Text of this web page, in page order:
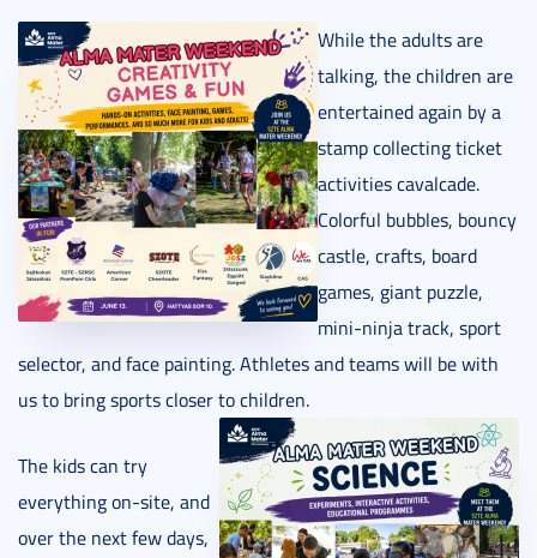
While the adults are
talking, the children are
entertained again by a
stamp collecting ticket
activities cavalcade.
Colorful bubbles, bouncy
castle, crafts, board
games, giant puzzle,
mini-ninja track, sport
selector, and face painting. Athletes and teams will be with
us to bring sports closer to children.
The kids can try
everything on-site, and
over the next few days,